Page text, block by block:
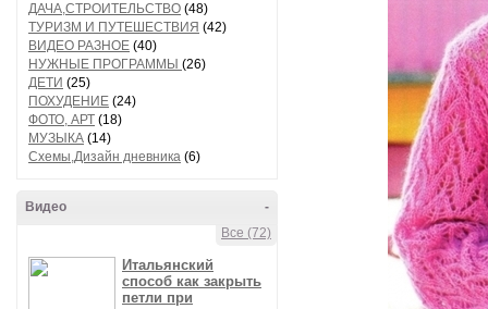
ДАЧА,СТРОИТЕЛЬСТВО (48)
ТУРИЗМ И ПУТЕШЕСТВИЯ (42)
ВИДЕО РАЗНОЕ (40)
НУЖНЫЕ ПРОГРАММЫ (26)
ДЕТИ (25)
ПОХУДЕНИЕ (24)
ФОТО, АРТ (18)
МУЗЫКА (14)
Схемы,Дизайн дневника (6)
-
Видео
Все (72)
Итальянский
способ как закрыть
петли при